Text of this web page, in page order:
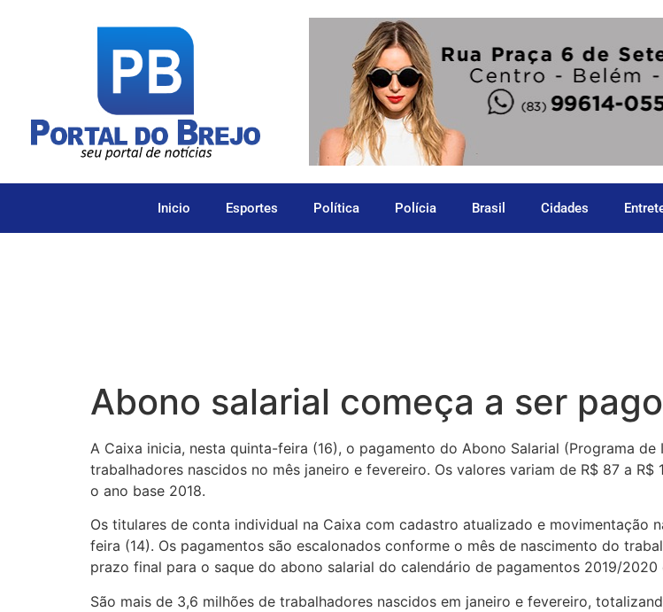
Inicio Esportes Política Polícia Brasil Cidades
Abono salarial começa a ser
A Caixa inicia, nesta quinta-feira (16), o pagamento do Abono Salarial (Programa
trabalhadores nascidos no mês janeiro e fevereiro. Os valores variam de R$ 87 a
o ano base 2018.
Os titulares de conta individual na Caixa com cadastro atualizado e
feira (14). Os pagamentos são escalonados conforme o mês de nascimento do
prazo final para o saque do abono salarial do calendário de pagamentos 2019/
São mais de 3,6 milhões de trabalhadores nascidos em janeiro e fevereiro,